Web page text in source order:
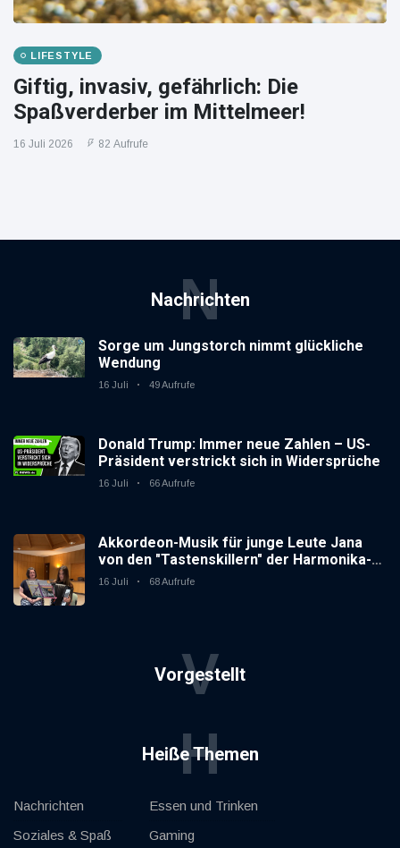
LIFESTYLE
Giftig, invasiv, gefährlich: Die
Spaßverderber im Mittelmeer!
16 Juli 2026 82 Aufrufe
Nachrichten
N
Sorge um Jungstorch nimmt glückliche
Wendung
16 Juli 49 Aufrufe
Donald Trump: Immer neue Zahlen – US-
Präsident verstrickt sich in Widersprüche
16 Juli 66 Aufrufe
Akkordeon-Musik für junge Leute Jana
von den "Tastenskillern" der Harmonika-
Vereinigung Gaggenau zeigt, wie "jung"
16 Juli 68 Aufrufe
Vorgestellt
V
Heiße Themen
H
Nachrichten
Soziales & Spaß
Essen und Trinken
Gaming